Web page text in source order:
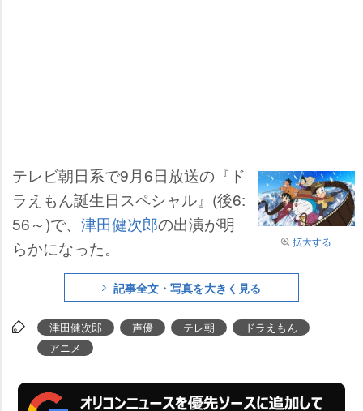
拡大する
テレビ朝日系で9月6日放送の『ド
ラえもん誕生日スペシャル』(後6:
56～)で、 津田健次郎の出演が明
らかになった。
記事全文・写真を大きく見る
津田健次郎 声優 テレ朝
ドラえもん
アニメ